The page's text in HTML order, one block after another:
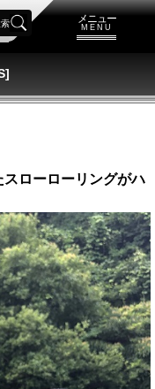
メニュー
MENU
ローローリングがハ